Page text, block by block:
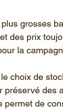
grosses
des prix
la
choix de
préservé des